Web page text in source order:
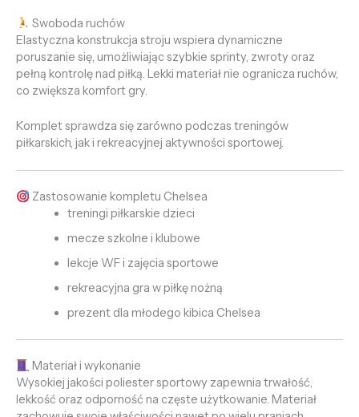
Swoboda ruchów
Elastyczna konstrukcja stroju wspiera dynamiczne
poruszanie się, umożliwiając szybkie sprinty, zwroty oraz
pełną kontrolę nad piłką. Lekki materiał nie ogranicza ruchów,
co zwiększa komfort gry.
Komplet sprawdza się zarówno podczas treningów
piłkarskich, jak i rekreacyjnej aktywności sportowej.
Zastosowanie kompletu Chelsea
treningi piłkarskie dzieci
mecze szkolne i klubowe
lekcje WF i zajęcia sportowe
rekreacyjna gra w piłkę nożną
prezent dla młodego kibica Chelsea
Materiał i wykonanie
Wysokiej jakości poliester sportowy zapewnia trwałość,
lekkość oraz odporność na częste użytkowanie. Materiał